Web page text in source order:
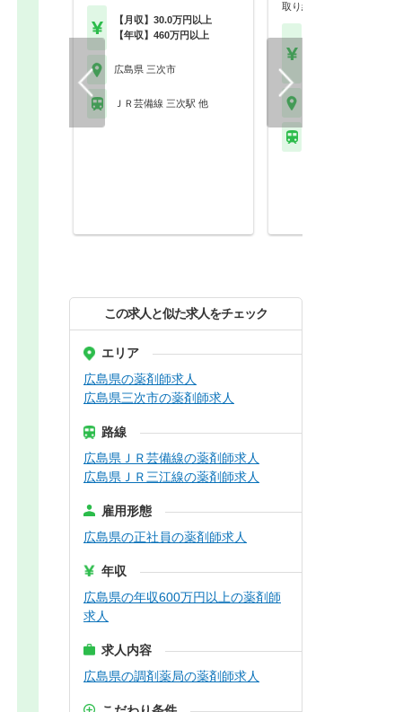
【月収】30.0万円以上
【年収】460万円以上
広島県 三次市
ＪＲ芸備線 三次駅 他
取り組むスタッフ募集…
この求人と似た求人をチェック
エリア
広島県の薬剤師求人
広島県三次市の薬剤師求人
路線
広島県ＪＲ芸備線の薬剤師求人
広島県ＪＲ三江線の薬剤師求人
雇用形態
広島県の正社員の薬剤師求人
年収
広島県の年収600万円以上の薬剤師
求人
求人内容
広島県の調剤薬局の薬剤師求人